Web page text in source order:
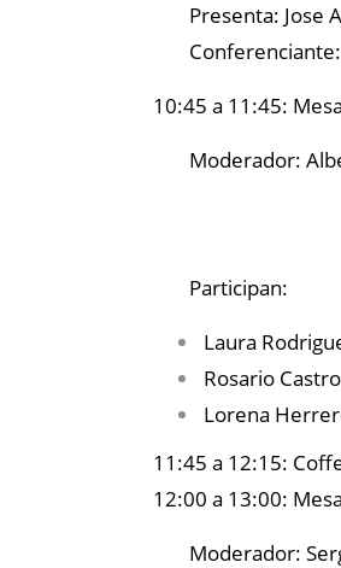
Presenta: Jose
10:45 a 11:45:
Moderador:
Participan:
Laura
Rosario
Lorena
11:45 a 12:15:
12:00 a 13:00:
Moderador: